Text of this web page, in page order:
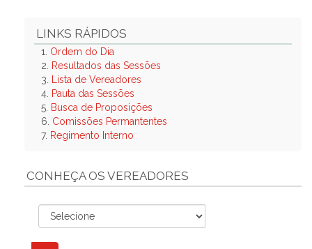
LINKS RÁPIDOS
1. Ordem do Dia
2.
Resultados das Sessões
3.
Lista de Vereadores
4. Pauta das Sessões
5. Busca de Proposições
6. Comissões Permantentes
7. Regimento Interno
CONHEÇA OS VEREADORES